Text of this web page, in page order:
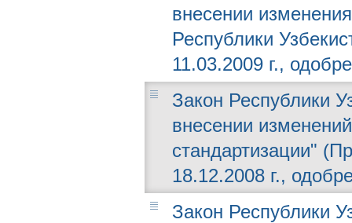
внесении
Республики
11.03.2009 г.,
Закон Республики
внесении
стандартизации"
18.12.2008 г.,
Закон Республики